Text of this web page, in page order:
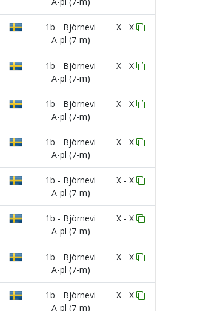
1b - Björnevi
A-pl (7-m)
X - X
1b - Björnevi
A-pl (7-m)
X - X
1b - Björnevi
A-pl (7-m)
X - X
1b - Björnevi
A-pl (7-m)
X - X
1b - Björnevi
A-pl (7-m)
X - X
1b - Björnevi
A-pl (7-m)
X - X
1b - Björnevi
A-pl (7-m)
X - X
1b - Björnevi
A-pl (7-m)
X - X